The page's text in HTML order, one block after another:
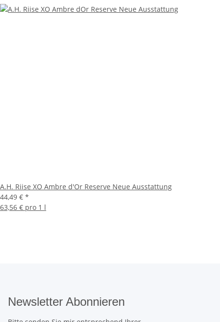
A.H. Riise XO Ambre d'Or Reserve Neue Ausstattung
44,49 € *
63,56 € pro 1 l
Newsletter Abonnieren